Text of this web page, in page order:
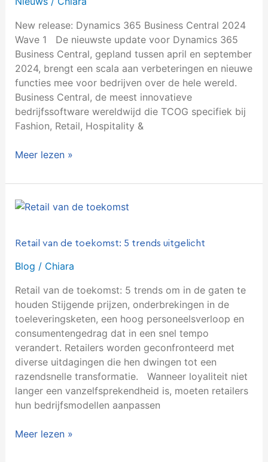
New release: Dynamics 365 Business Central 2024
Wave 1 De nieuwste update voor Dynamics 365
Business Central, gepland tussen april en september
2024, brengt een scala aan verbeteringen en nieuwe
functies mee voor bedrijven over de hele wereld.
Business Central, de meest innovatieve
bedrijfssoftware wereldwijd die TCOG specifiek bij
Fashion, Retail, Hospitality &
1
Meer lezen »
Retail van de toekomst: 5 trends uitgelicht
Blog / Chiara
Retail van de toekomst: 5 trends om in de gaten te
houden Stijgende prijzen, onderbrekingen in de
toeleveringsketen, een hoog personeelsverloop en
consumentengedrag dat in een snel tempo
verandert. Retailers worden geconfronteerd met
diverse uitdagingen die hen dwingen tot een
razendsnelle transformatie. Wanneer loyaliteit niet
langer een vanzelfsprekendheid is, moeten retailers
hun bedrijfsmodellen aanpassen
Retail
toekomst:
5
uitgelicht
Meer lezen »